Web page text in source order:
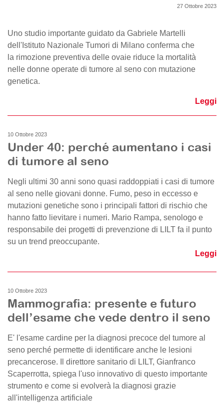
27 Ottobre 2023
Uno studio importante guidato da Gabriele Martelli
dell'Istituto Nazionale Tumori di Milano conferma che
la rimozione preventiva delle ovaie riduce la mortalità
nelle donne operate di tumore al seno con mutazione
genetica.
Leggi
10 Ottobre 2023
Under 40: perché aumentano i casi
di tumore al seno
Negli ultimi 30 anni sono quasi raddoppiati i casi di tumore
al seno nelle giovani donne. Fumo, peso in eccesso e
mutazioni genetiche sono i principali fattori di rischio che
hanno fatto lievitare i numeri. Mario Rampa, senologo e
responsabile dei progetti di prevenzione di LILT fa il punto
su un trend preoccupante.
Leggi
10 Ottobre 2023
Mammografia: presente e futuro
dell’esame che vede dentro il seno
E' l'esame cardine per la diagnosi precoce del tumore al
seno perché permette di identificare anche le lesioni
precancerose. Il direttore sanitario di LILT, Gianfranco
Scaperrotta, spiega l'uso innovativo di questo importante
strumento e come si evolverà la diagnosi grazie
all'intelligenza artificiale